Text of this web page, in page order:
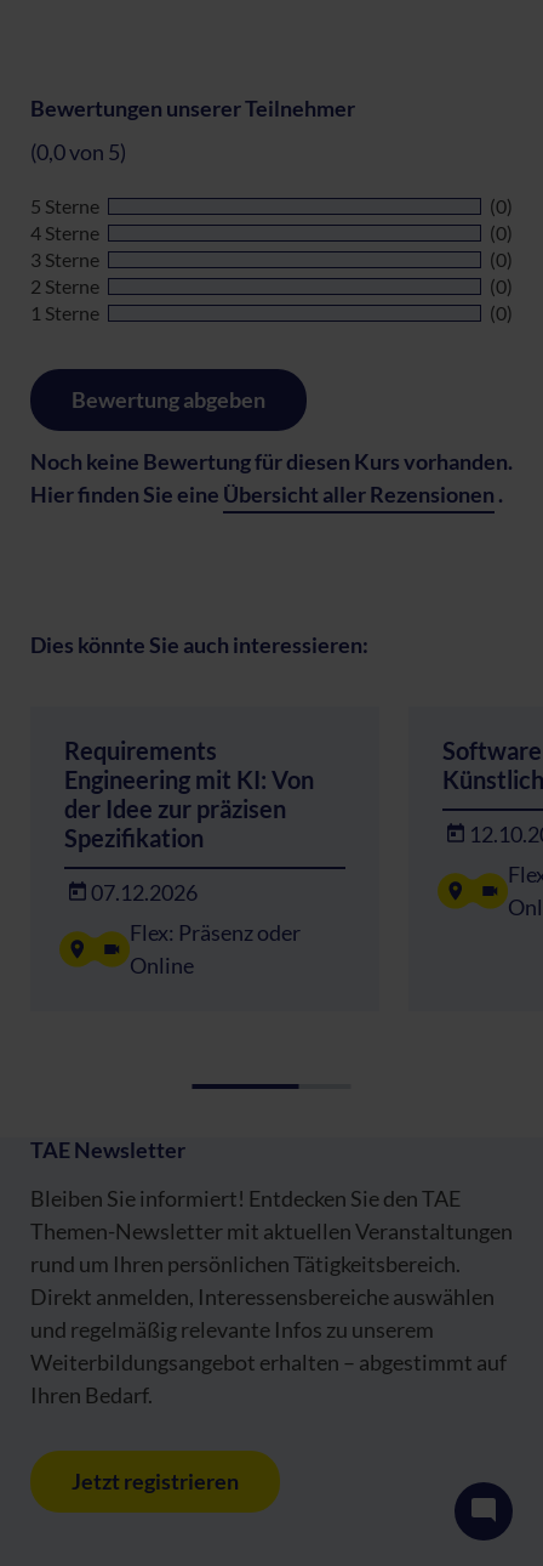
Bewertungen unserer Teilnehmer
(0,0 von 5)
5 Sterne
(0)
4 Sterne
(0)
3 Sterne
(0)
2 Sterne
(0)
1 Sterne
(0)
Bewertung abgeben
Noch keine Bewertung für diesen Kurs vorhanden.
Hier finden Sie eine Übersicht aller Rezensionen .
Dies könnte Sie auch interessieren:
Requirements
Engineering mit KI: Von
der Idee zur präzisen
Spezifikation
07.12.2026
Flex: Präsenz oder
Online
TAE Newsletter
Bleiben Sie informiert! Entdecken Sie den TAE
Themen-Newsletter mit aktuellen Veranstaltungen
rund um Ihren persönlichen Tätigkeitsbereich.
Direkt anmelden, Interessensbereiche auswählen
und regelmäßig relevante Infos zu unserem
Weiterbildungsangebot erhalten – abgestimmt auf
Ihren Bedarf.
Jetzt registrieren